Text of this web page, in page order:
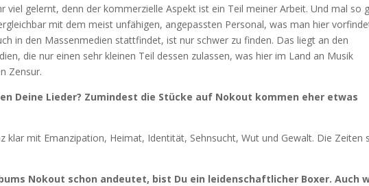
viel gelernt, denn der kommerzielle Aspekt ist ein Teil meiner Arbeit. Und mal so
mit dem meist unfähigen, angepassten Personal, was man hier
in den Massenmedien stattfindet, ist nur schwer zu finden. Das liegt an den
die nur einen sehr kleinen Teil dessen zulassen, was hier im Land an Musik
Zensur.
Deine Lieder? Zumindest die Stücke auf Nokout kommen eher etwas
klar mit Emanzipation, Heimat, Identität, Sehnsucht, Wut und Gewalt. Die Zeiten
Nokout schon andeutet, bist Du ein leidenschaftlicher Boxer. Auch